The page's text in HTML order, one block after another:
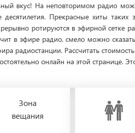
вкус! На неповторимом радио
десятилетия. Прекрасные хиты
ротируются в эфирной сетке
в эфире радио, смело можно
радиостанции. Рассчитать
онлайн на этой странице.
Зона
вещания